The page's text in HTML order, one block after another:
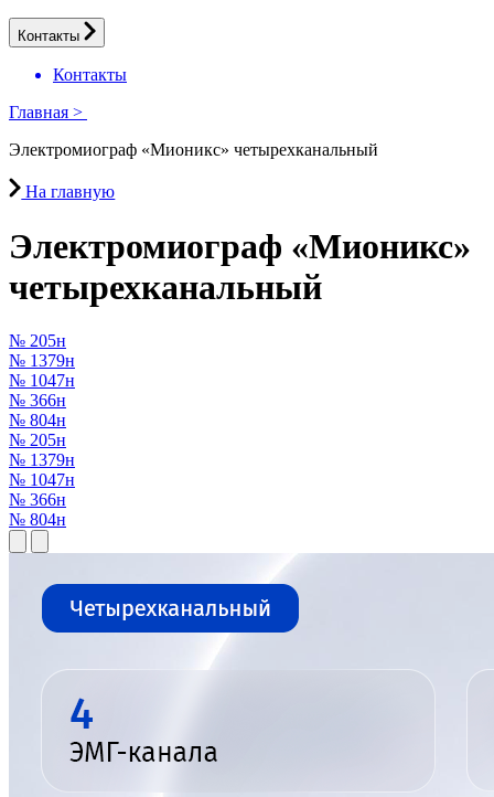
Контакты
Контакты
Главная >
Электромиограф «Мионикс» четырехканальный
На главную
Электромиограф «Мионикс»
четырехканальный
№ 205н
№ 1379н
№ 1047н
№ 366н
№ 804н
№ 205н
№ 1379н
№ 1047н
№ 366н
№ 804н